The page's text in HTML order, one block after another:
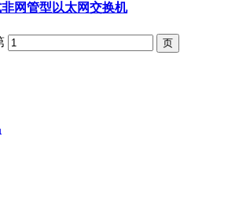
网管型以太网交换机